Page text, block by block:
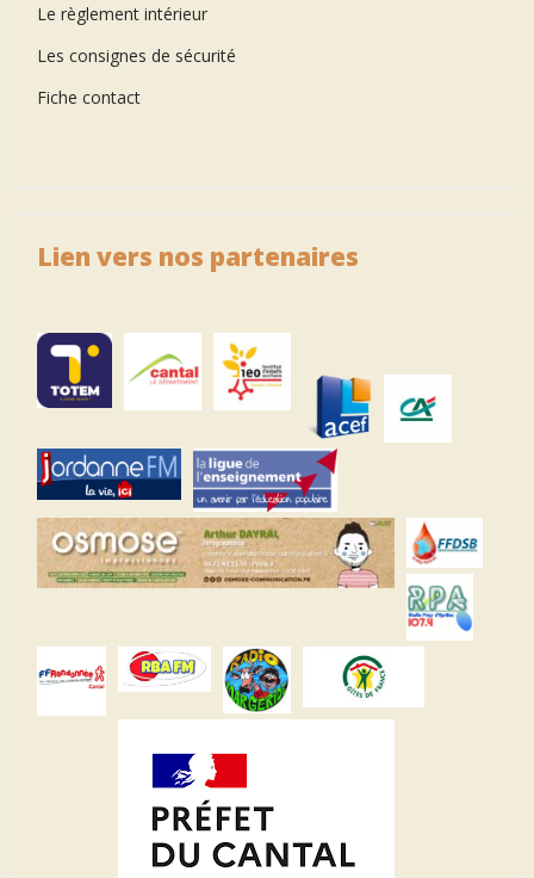
Le règlement intérieur
Les consignes de sécurité
Fiche contact
Lien vers nos partenaires